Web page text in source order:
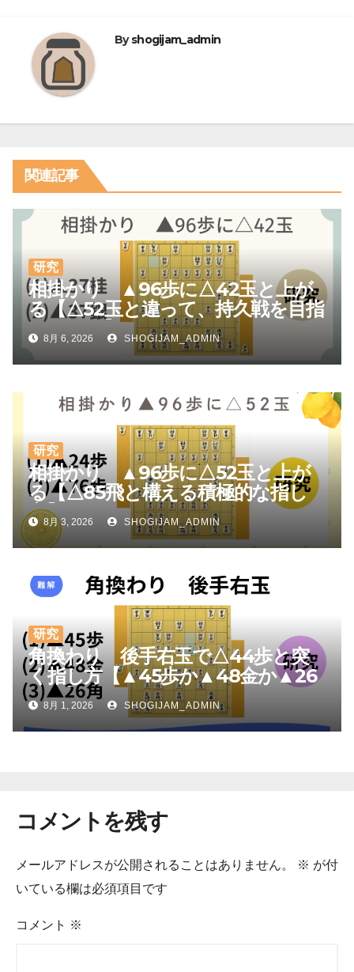
ー
シ
Byshogijam_admin
関連記事
研究
相掛かり ▲96歩に△42玉と上が
る【△52玉と違って、持久戦を目指
しやすい】
8月 6, 2026 SHOGIJAM_ADMIN
研究
相掛かり ▲96歩に△52玉と上が
る【△85飛と構える積極的な指し
方】
8月 3, 2026 SHOGIJAM_ADMIN
研究
角換わり 後手右玉で△44歩と突
く指し方【▲45歩か▲48金か▲26
角か】
8月 1, 2026 SHOGIJAM_ADMIN
コメントを残す
メールアドレスが公開されることはありません。 ※ が付
いている欄は必須項目です
コメント ※